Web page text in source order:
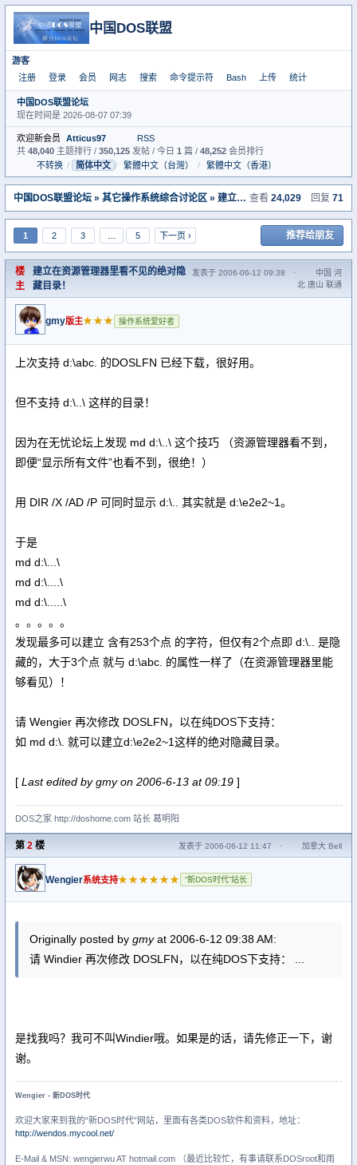
中国DOS联盟
游客
注册
登录 会员 网志 搜索 命令提示符 Bash 上传 统计
中国DOS联盟论坛
现在时间是 2026-08-07 07:39
欢迎新会员 Atticus97
RSS
共 48,040 主题排行 / 350,125 发帖 / 今日 1 篇 / 48,252 会员排行
不转换 / 简体中文 / 繁體中文（台灣） / 繁體中文（香港）
中国DOS联盟论坛 » 其它操作系统综合讨论区 » 建立在资源管理器里看不见的绝对隐藏目录！ 查看 24,029 回复 71
1 2 3 5 下一页 › 推荐给朋友
楼
主
建立在资源管理器里看不见的绝对隐
藏目录！
发表于 2006-06-12 09:38 ·
中国 河
北 唐山 联通
gmy版主★★★ 操作系统爱好者
上次支持 d:\abc. 的DOSLFN 已经下载，很好用。
但不支持 d:\..\ 这样的目录！
因为在无忧论坛上发现 md d:\..\ 这个技巧 （资源管理器看不到，
即便“显示所有文件”也看不到，很绝！）
用 DIR /X /AD /P 可同时显示 d:\.. 其实就是 d:\e2e2~1。
于是
md d:\...\
md d:\....\
md d:\.....\
。。。。。
发现最多可以建立 含有253个点 的字符，但仅有2个点即 d:\.. 是隐
藏的，大于3个点 就与 d:\abc. 的属性一样了（在资源管理器里能
够看见）！
请 Wengier 再次修改 DOSLFN，以在纯DOS下支持：
如 md d:\. 就可以建立d:\e2e2~1这样的绝对隐藏目录。
[ Last edited by gmy on 2006-6-13 at 09:19 ]
DOS之家 http://doshome.com 站长 葛明阳
第 2 楼 发表于 2006-06-12 11:47 · 加拿大 Bell
Wengier系统支持★★★★★★ “新DOS时代”站长
Originally posted by gmyat 2006-6-12 09:38 AM:
请 Windier 再次修改 DOSLFN，以在纯DOS下支持： ...
是找我吗？我可不叫Windier哦。如果是的话，请先修正一下，谢
谢。
Wengier - 新DOS时代
欢迎大家来到我的“新DOS时代”网站，里面有各类DOS软件和资料，地址：
http://wendos.mycool.net/
E-Mail & MSN: wengierwu AT hotmail.com （最近比较忙，有事请联系DOSroot和雨